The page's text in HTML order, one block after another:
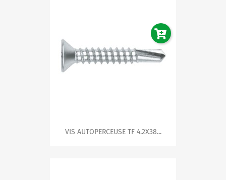
VIS AUTOPERCEUSE TF 4.2X38...